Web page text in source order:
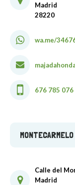
Madrid
28220
wa.me/
676 785 076
MONTECARMELO
Calle del
Madrid